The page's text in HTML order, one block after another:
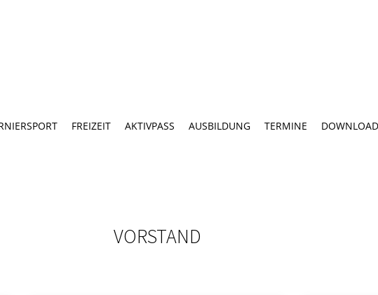
FREIZEIT AKTIVPASS AUSBILDUNG TERMINE DOWNLOAD
VORSTAND